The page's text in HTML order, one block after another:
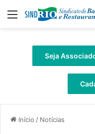
Menu
Seja
Início / Notícias